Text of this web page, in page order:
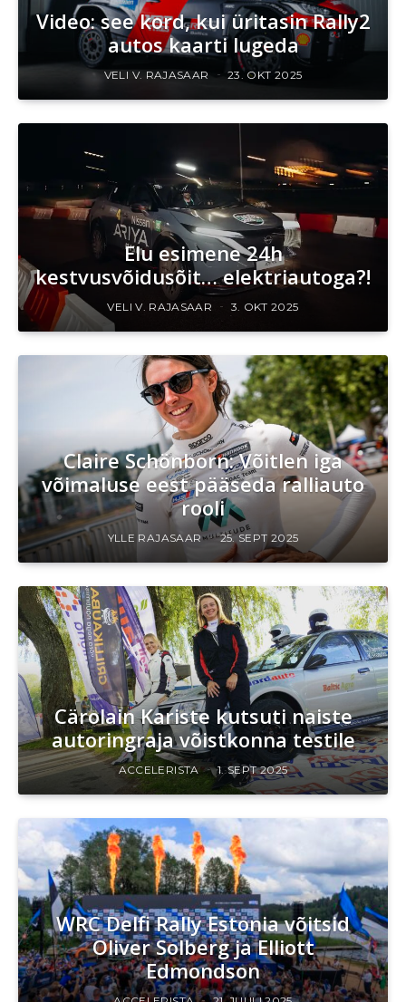
Video: see kord, kui üritasin Rally2
autos kaarti lugeda
VELI V. RAJASAAR 23. OKT 2025
Elu esimene 24h
kestvusvõidusõit… elektriautoga?!
VELI V. RAJASAAR 3. OKT 2025
Claire Schönborn: Võitlen iga
võimaluse eest pääseda ralliauto
rooli
YLLE RAJASAAR 25. SEPT 2025
Cärolain Kariste kutsuti naiste
autoringraja võistkonna testile
ACCELERISTA 1. SEPT 2025
WRC Delfi Rally Estonia võitsid
Oliver Solberg ja Elliott
Edmondson